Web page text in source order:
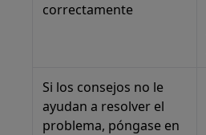
correctamente
Si los consejos no le
ayudan a resolver el
problema, póngase en